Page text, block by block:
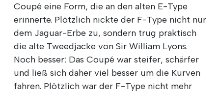
Coupé eine Form, die an den alten E-Type
erinnerte. Plötzlich nickte der F-Type nicht nur
dem Jaguar-Erbe zu, sondern trug praktisch
die alte Tweedjacke von Sir William Lyons.
Noch besser: Das Coupé war steifer, schärfer
und ließ sich daher viel besser um die Kurven
fahren. Plötzlich war der F-Type nicht mehr